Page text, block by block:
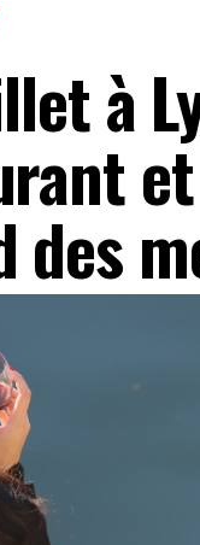
à
des